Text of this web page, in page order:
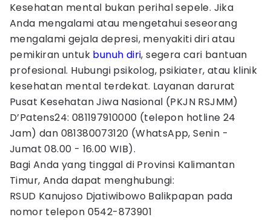
Kesehatan mental bukan perihal sepele. Jika
Anda mengalami atau mengetahui seseorang
mengalami gejala depresi, menyakiti diri atau
pemikiran untuk bunuh diri, segera cari bantuan
profesional. Hubungi psikolog, psikiater, atau klinik
kesehatan mental terdekat. Layanan darurat
Pusat Kesehatan Jiwa Nasional (PKJN RSJMM)
D’Patens24: 081197910000 (telepon hotline 24
Jam) dan 081380073120 (WhatsApp, Senin -
Jumat 08.00 - 16.00 WIB).
Bagi Anda yang tinggal di Provinsi Kalimantan
Timur, Anda dapat menghubungi:
RSUD Kanujoso Djatiwibowo Balikpapan pada
nomor telepon 0542-873901